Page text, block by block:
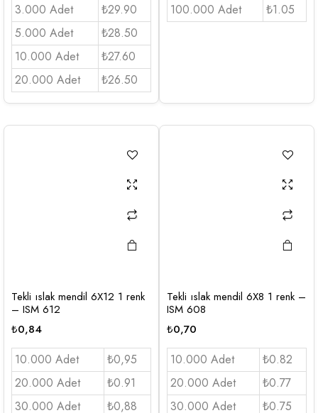
3.000 Adet
₺29.90
5.000 Adet
₺28.50
10.000 Adet
₺27.60
20.000 Adet
₺26.50
100.000 Adet
₺1.05
Tekli ıslak mendil 6X12 1 renk
– ISM 612
₺0,84
10.000 Adet
₺0,95
20.000 Adet
₺0.91
30.000 Adet
₺0,88
Tekli ıslak mendil 6X8 1 renk –
ISM 608
₺0,70
10.000 Adet
₺0.82
20.000 Adet
₺0.77
30.000 Adet
₺0.75